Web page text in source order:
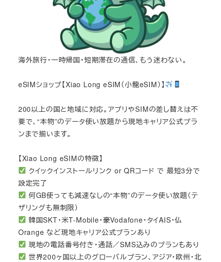
海外旅行・一時帰国・短期滞在の通信、もう迷わない。
eSIMショップ【Xiao Long eSIM（小龍eSIM）】
200以上の国と地域に対応。アプリやSIMの差し替えは不
要で、“本物”のデータ使い放題から現地キャリア公式プラ
ンまで揃います。
【Xiao Long eSIMの特徴】
クイックインストールリンク or QRコード で 最短3分で
設定完了
何GB使っても減速なしの“本物”のデータ使い放題（テ
ザリングも無制限）
韓国SKT・米T-Mobile・豪Vodafone・タイAIS・仏
Orange など現地キャリア公式プランあり
現地の電話番号付き・通話／SMS込みのプランもあり
世界200ヶ国以上のグローバルプラン、アジア・欧州・北